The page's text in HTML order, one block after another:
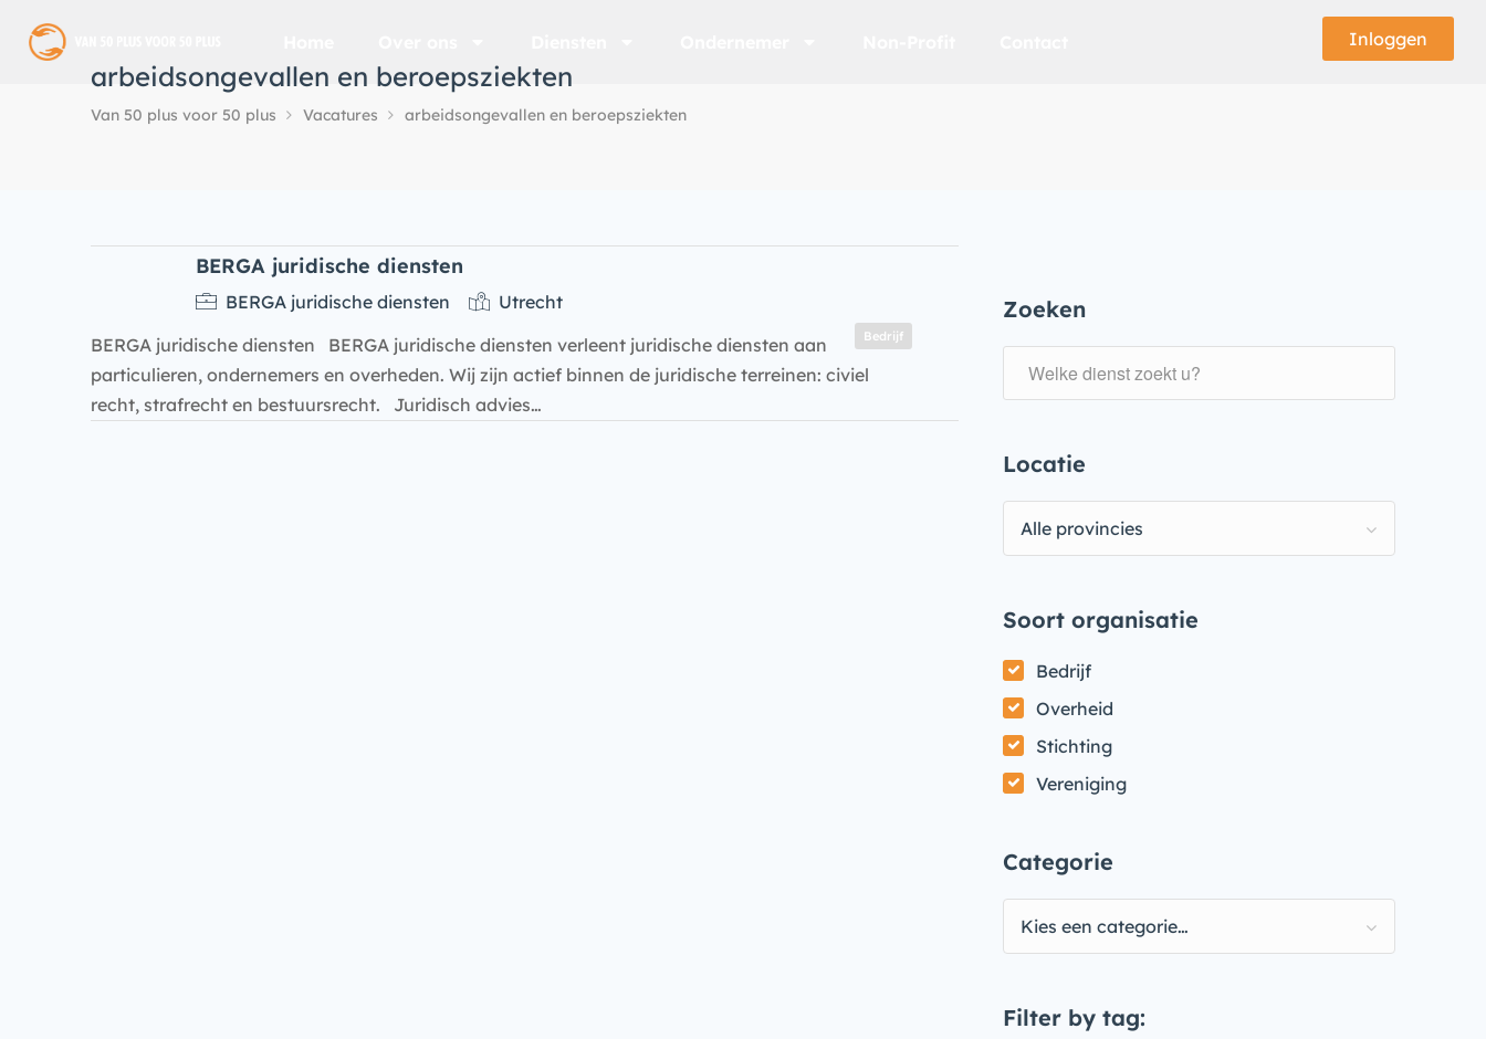
Inloggen
arbeidsongevallen en beroepsziekten
Van 50 plus voor 50 plus Vacatures arbeidsongevallen en beroepsziekten
Zoeken
Locatie
Alle provincies
Soort organisatie
Bedrijf
Overheid
Stichting
Vereniging
Categorie
Kies een categorie…
Filter by tag:
BERGA juridische diensten
Bedrijf
BERGA juridische diensten
Utrecht
BERGA juridische diensten BERGA juridische diensten verleent juridische diensten aan
particulieren, ondernemers en overheden. Wij zijn actief binnen de juridische terreinen: civiel
recht, strafrecht en bestuursrecht. Juridisch advies…